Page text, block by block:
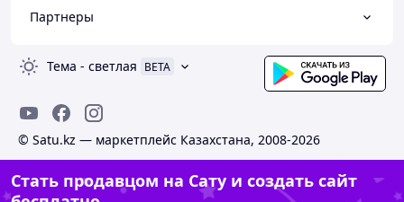
Партнеры
Тема - светлая BETA
© Satu.kz — маркетплейс Казахстана, 2008-2026
Стать продавцом на Сату и создать сайт